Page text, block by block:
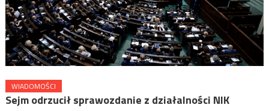
WIADOMOŚCI
Sejm odrzucił sprawozdanie z działalności NIK